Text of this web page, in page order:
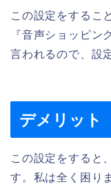
この設定をするこ
『音声ショッピン
言われるので、設
デメリット
この設定をすると
す。私は全く困り